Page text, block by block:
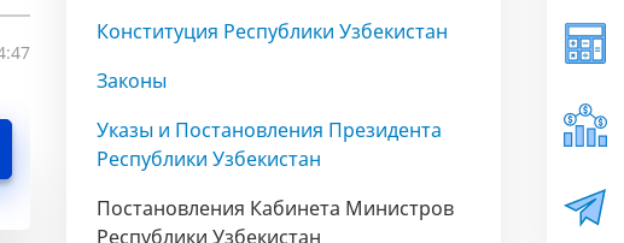
Конституция Республики Узбекистан
Законы
Указы и Постановления Президента
Республики Узбекистан
Постановления Кабинета Министров
Республики Узбекистан